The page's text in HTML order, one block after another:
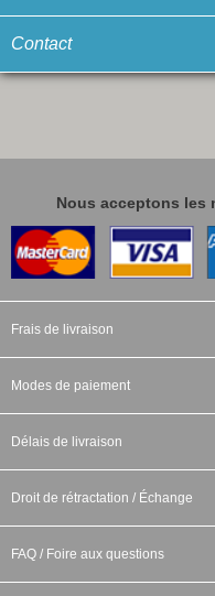
Contact
Nous acceptons les
Frais de livraison
Modes de paiement
Délais de livraison
Droit de rétractation / Échange
FAQ / Foire aux questions